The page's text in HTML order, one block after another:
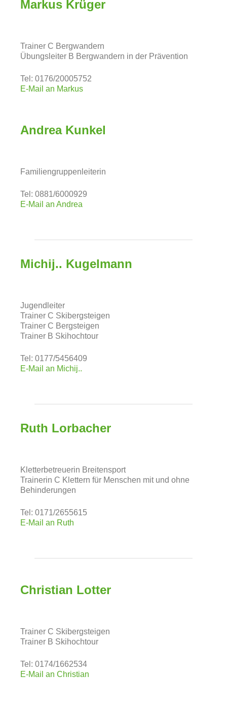
Markus Krüger
Trainer C Bergwandern
Übungsleiter B Bergwandern in der Prävention
Tel: 0176/20005752
E-Mail an Markus
Andrea Kunkel
Familiengruppenleiterin
Tel: 0881/6000929
E-Mail an Andrea
Michij.. Kugelmann
Jugendleiter
Trainer C Skibergsteigen
Trainer C Bergsteigen
Trainer B Skihochtour
Tel: 0177/5456409
E-Mail an Michij..
Ruth Lorbacher
Kletterbetreuerin Breitensport
Trainerin C Klettern für Menschen mit und ohne
Behinderungen
Tel: 0171/2655615
E-Mail an Ruth
Christian Lotter
Trainer C Skibergsteigen
Trainer B Skihochtour
Tel: 0174/1662534
E-Mail an Christian